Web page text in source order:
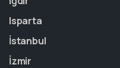
Isparta
İstanbul
İzmir